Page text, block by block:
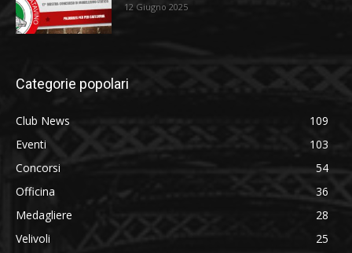
12 Giugno 2025
Categorie popolari
Club News
109
Eventi
103
Concorsi
54
Officina
36
Medagliere
28
Velivoli
25